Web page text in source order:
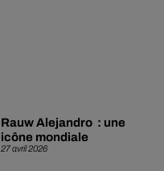
27 avril 2026
Rauw Alejandro : une
icône mondiale